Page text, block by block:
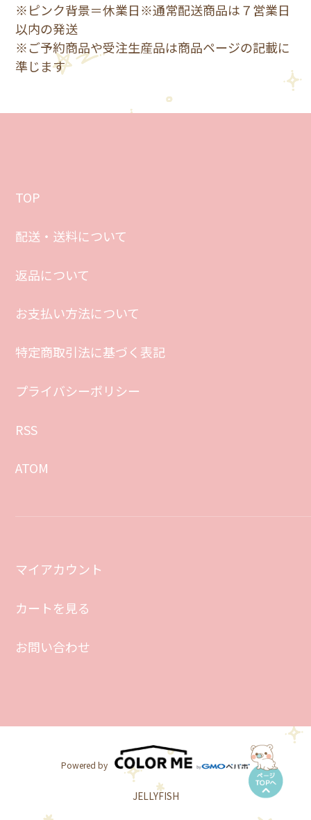
※ピンク背景＝休業日※通常配送商品は７営業日
以内の発送
※ご予約商品や受注生産品は商品ページの記載に
準じます
TOP
配送・送料について
返品について
お支払い方法について
特定商取引法に基づく表記
プライバシーポリシー
RSS
ATOM
マイアカウント
カートを見る
お問い合わせ
JELLYFISH
Powered by